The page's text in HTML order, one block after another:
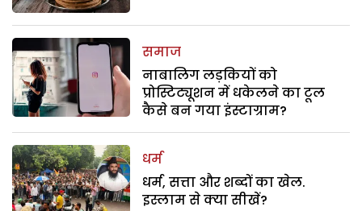
समाज
नाबालिग लड़कियों को
प्रोस्टिट्यूशन में धकेलने का टूल
कैसे बन गया इंस्टाग्राम?
धर्म
धर्म, सत्ता और शब्दों का खेल.
इस्लाम से क्या सीखें?